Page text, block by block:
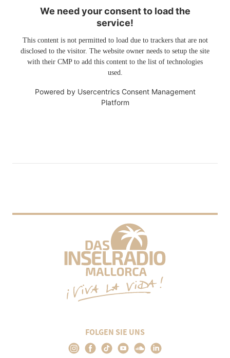
We need your consent to load the
service!
This content is not permitted to load due to trackers that are not
disclosed to the visitor. The website owner needs to setup the site
with their CMP to add this content to the list of technologies
used.
Powered by Usercentrics Consent Management
Platform
FOLGEN SIE UNS